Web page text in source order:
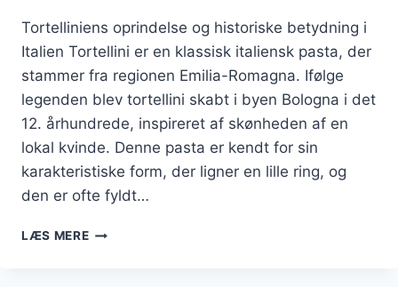
Tortelliniens oprindelse og historiske betydning i
Italien Tortellini er en klassisk italiensk pasta, der
stammer fra regionen Emilia-Romagna. Ifølge
legenden blev tortellini skabt i byen Bologna i det
12. århundrede, inspireret af skønheden af en
lokal kvinde. Denne pasta er kendt for sin
karakteristiske form, der ligner en lille ring, og
den er ofte fyldt…
LÆS MERETORTELLINI